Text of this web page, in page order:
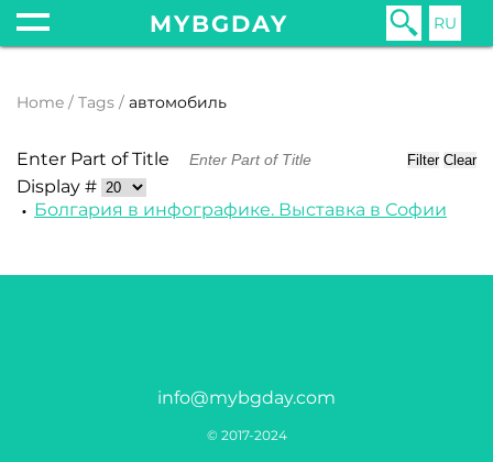
MYBGDAY RU
Home Tags автомобиль
Enter Part of Title Filter Clear
Display #
Болгария в инфографике. Выставка в Софии
info@mybgday.com
© 2017-2024